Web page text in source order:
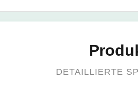
DETAILLIERTE